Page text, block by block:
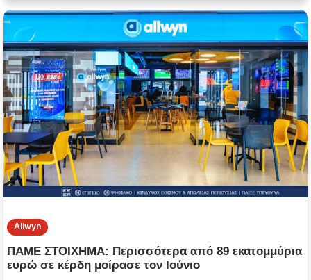
Allwyn
ΠΑΜΕ ΣΤΟΙΧΗΜΑ: Περισσότερα από 89 εκατομμύρια
ευρώ σε κέρδη μοίρασε τον Ιούνιο